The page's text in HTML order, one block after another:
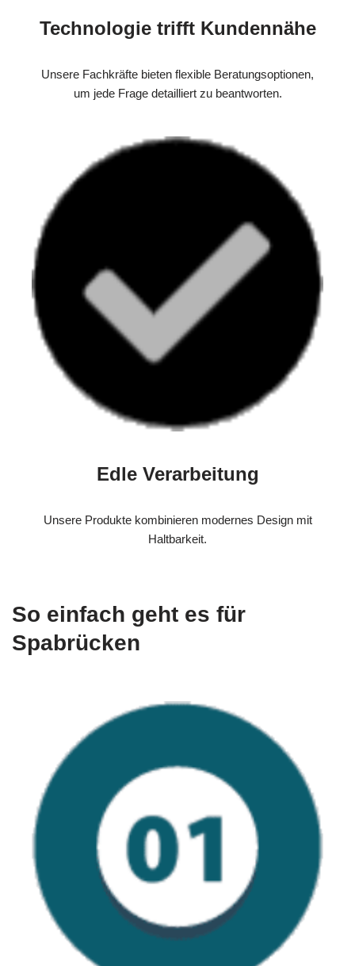
Technologie trifft Kundennähe
Unsere Fachkräfte bieten flexible Beratungsoptionen,
um jede Frage detailliert zu beantworten.
Edle Verarbeitung
Unsere Produkte kombinieren modernes Design mit
Haltbarkeit.
So einfach geht es für
Spabrücken